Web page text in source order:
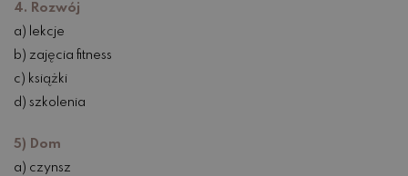
4. Rozwój
a) lekcje
b) zajęcia fitness
c) książki
d) szkolenia
5) Dom
a) czynsz